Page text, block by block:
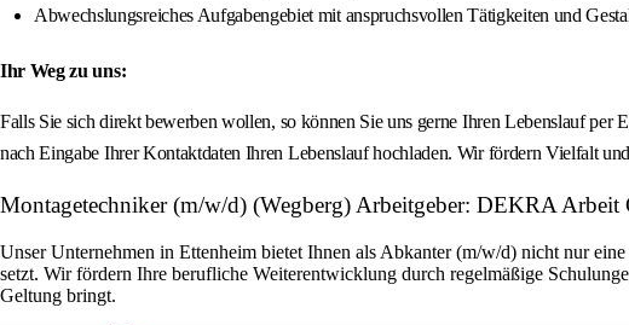
Abwechslungsreiches Aufgabengebiet mit anspruchsvollen Tätigkeiten und
Ihr Weg zu uns:
Falls Sie sich direkt bewerben wollen, so können Sie uns gerne Ihren Lebenslauf
nach Eingabe Ihrer Kontaktdaten Ihren Lebenslauf hochladen. Wir fördern Vielfalt
Montagetechniker (m/w/d) (Wegberg) Arbeitgeber: DEKRA Arbeit
Unser Unternehmen in Ettenheim bietet Ihnen als Abkanter (m/w/d) nicht nur
setzt. Wir fördern Ihre berufliche Weiterentwicklung durch regelmäßige
Geltung bringt.